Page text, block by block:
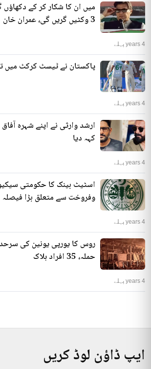
میں ان کا شکار کر کے
3 وکٹیں گریں گی، عمران خان
4 years پہلے
پاکستان نے ٹیسٹ کرکٹ میں
4 years پہلے
ارشد وارثی نے اپنے شہرہ آفاق
کہہ دیا
4 years پہلے
اسٹیٹ بینک کا حکومتی
وفروخت سے متعلق بڑا فیصلہ
4 years پہلے
روس کا یورپی یونین کی
حملہ، 35 افراد ہلاک
4 years پہلے
ایپ ڈاؤن لوڈ کریں